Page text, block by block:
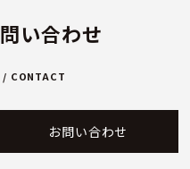
い合わせ
CONTACT
お問い合わせ